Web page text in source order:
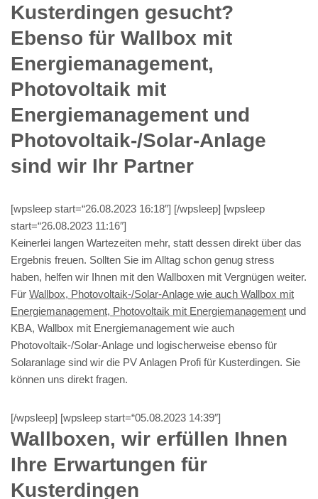
Kusterdingen gesucht?
Ebenso für Wallbox mit
Energiemanagement,
Photovoltaik mit
Energiemanagement und
Photovoltaik-/Solar-Anlage
sind wir Ihr Partner
[wpsleep start=“26.08.2023 16:18″] [/wpsleep] [wpsleep
start=“26.08.2023 11:16″]
Keinerlei langen Wartezeiten mehr, statt dessen direkt über das
Ergebnis freuen. Sollten Sie im Alltag schon genug stress
haben, helfen wir Ihnen mit den Wallboxen mit Vergnügen weiter.
Für Wallbox, Photovoltaik-/Solar-Anlage wie auch Wallbox mit
Energiemanagement, Photovoltaik mit Energiemanagement und
KBA, Wallbox mit Energiemanagement wie auch
Photovoltaik-/Solar-Anlage und logischerweise ebenso für
Solaranlage sind wir die PV Anlagen Profi für Kusterdingen. Sie
können uns direkt fragen.
[/wpsleep] [wpsleep start=“05.08.2023 14:39″]
Wallboxen, wir erfüllen Ihnen
Ihre Erwartungen für
Kusterdingen